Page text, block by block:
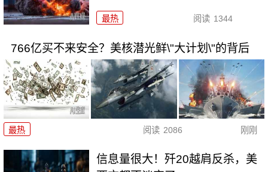
最热 阅读 1344
766亿买不来安全？美核潜光鲜\"大计划\"的背后
最热 阅读 2086 刚刚
信息量很大！歼20越肩反杀，美